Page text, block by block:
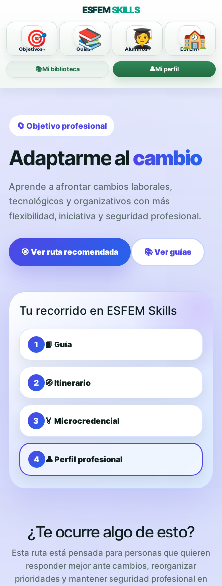
ESFEMSKILLS
🎯
Objetivos 📚
Guías 🧑‍🎓
Alumnos 🏫
ESFEM
📚Mi biblioteca 👤Mi perfil
🔄 Objetivo profesional
Adaptarme alcambio
Aprende a afrontar cambios laborales,
tecnológicos y organizativos con más
flexibilidad, iniciativa y seguridad profesional.
🎯 Ver ruta recomendada 📚 Ver guías
Tu recorrido en ESFEM Skills
1 📘 Guía
2 🧭 Itinerario
3 🏅 Microcredencial
4 👤 Perfil profesional
¿Te ocurre algo de esto?
Esta ruta está pensada para personas que quieren
responder mejor ante cambios, reorganizar
prioridades y mantener seguridad profesional en